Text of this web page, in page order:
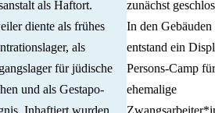
als Haftort.
diente als frühes
als
für jüdische
und als Gestapo-
Inhaftiert wurden
zunächst
In den Gebäuden
entstand ein
Persons-Camp für
ehemalige